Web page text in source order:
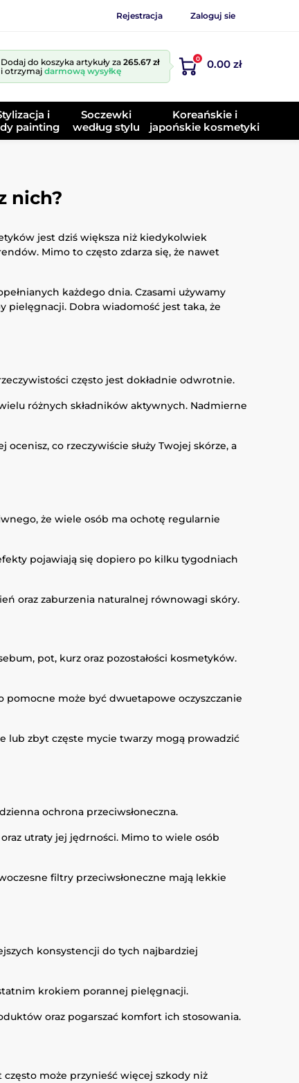
Rejestracja Zaloguj sie
Dodaj do koszyka artykuły za 265.67 zł
i otrzymaj darmową wysyłkę
0 0.00 zł
i
painting
Soczewki
według stylu
Koreańskie i
japońskie kosmetyki
nich?
jest dziś większa niż kiedykolwiek
Mimo to często zdarza się, że nawet
każdego dnia. Czasami używamy
Dobra wiadomość jest taka, że
często jest dokładnie odwrotnie.
różnych składników aktywnych. Nadmierne
co rzeczywiście służy Twojej skórze, a
że wiele osób ma ochotę regularnie
pojawiają się dopiero po kilku tygodniach
oraz zaburzenia naturalnej równowagi skóry.
pot, kurz oraz pozostałości kosmetyków.
pomocne może być dwuetapowe oczyszczanie
lub zbyt częste mycie twarzy mogą prowadzić
ochrona przeciwsłoneczna.
utraty jej jędrności. Mimo to wiele osób
filtry przeciwsłoneczne mają lekkie
konsystencji do tych najbardziej
krokiem porannej pielęgnacji.
oraz pogarszać komfort ich stosowania.
może przynieść więcej szkody niż